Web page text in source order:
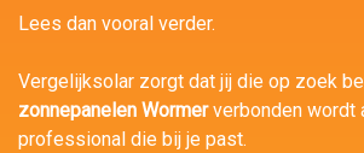
Lees dan vooral verder.
Vergelijksolar zorgt dat jij die op zoek
zonnepanelen Wormerverbonden wordt
professional die bij je past.